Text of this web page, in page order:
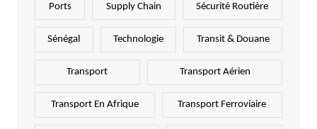
Ports Supply Chain Sécurité Routière
Sénégal Technologie Transit & Douane
Transport Transport Aérien
Transport En Afrique Transport Ferroviaire